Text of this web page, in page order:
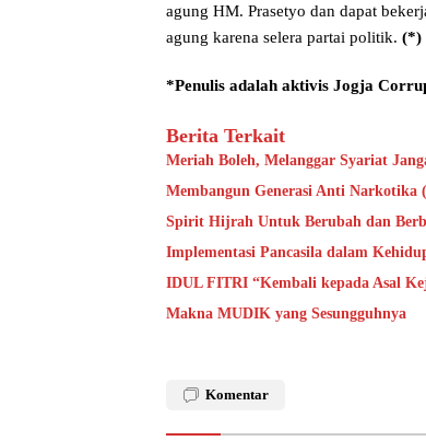
agung HM. Prasetyo dan dapat
agung karena selera partai politik. (*)
*Penulis adalah aktivis Jogja
Berita Terkait
Meriah Boleh, Melanggar Syariat
Membangun Generasi Anti
Spirit Hijrah Untuk Berubah dan
Implementasi Pancasila dalam
IDUL FITRI “Kembali kepada Asal
Makna MUDIK yang Sesungguhnya
Komentar